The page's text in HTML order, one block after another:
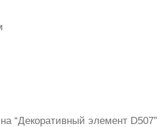
“Декоративный элемент D507”